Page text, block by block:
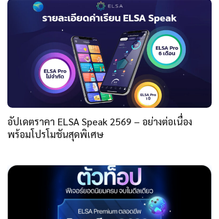
อัปเดตราคา ELSA Speak 2569 – อย่างต่อเนื่อง
พร้อมโปรโมชันสุดพิเศษ